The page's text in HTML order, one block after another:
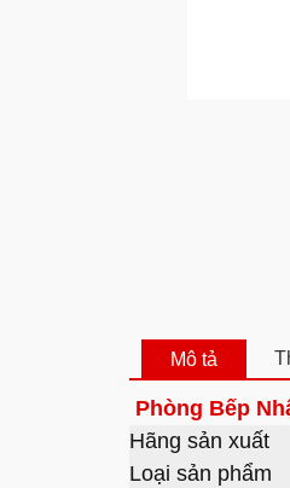
Mô tả
Phòng Bếp
Hãng sản xuất
Loại sản phẩm